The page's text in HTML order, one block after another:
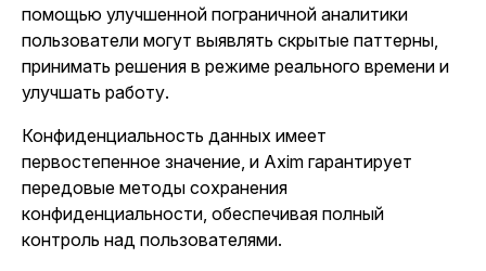
помощью улучшенной пограничной аналитики
пользователи могут выявлять скрытые паттерны,
принимать решения в режиме реального времени и
улучшать работу.
Конфиденциальность данных имеет
первостепенное значение, и Axim гарантирует
передовые методы сохранения
конфиденциальности, обеспечивая полный
контроль над пользователями.